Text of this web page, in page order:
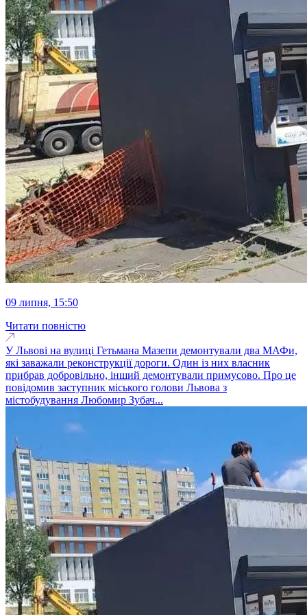
09 липня, 15:50
Читати повністю
У Львові на вулиці Гетьмана Мазепи демонтували два МАФи,
які заважали реконструкції дороги. Один із них власник
прибрав добровільно, інший демонтували примусово. Про це
повідомив заступник міського голови Львова з
містобудування Любомир Зубач...